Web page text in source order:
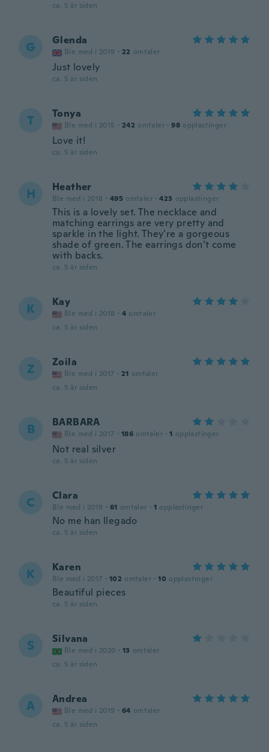
ca. 5 år siden
G Glenda
Ble med i 2019 · 22 omtaler
Just lovely
ca. 5 år siden
T Tonya
Ble med i 2015 · 242 omtaler · 98 opplastinger
Love it!
ca. 5 år siden
H Heather
Ble med i 2018 · 495 omtaler · 423 opplastinger
This is a lovely set. The necklace and
matching earrings are very pretty and
sparkle in the light. They’re a gorgeous
shade of green. The earrings don’t come
with backs.
ca. 5 år siden
K Kay
Ble med i 2018 · 4 omtaler
ca. 5 år siden
Z Zoila
Ble med i 2017 · 21 omtaler
ca. 5 år siden
B BARBARA
Ble med i 2017 · 186 omtaler · 1 opplastinger
Not real silver
ca. 5 år siden
C Clara
Ble med i 2019 · 61 omtaler · 1 opplastinger
No me han llegado
ca. 5 år siden
K Karen
Ble med i 2017 · 102 omtaler · 10 opplastinger
Beautiful pieces
ca. 5 år siden
S Silvana
Ble med i 2020 · 13 omtaler
ca. 5 år siden
A Andrea
Ble med i 2019 · 64 omtaler
ca. 5 år siden